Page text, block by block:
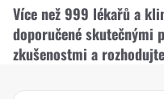
Více než 999 lékařů a
doporučené skutečnými
zkušenostmi a